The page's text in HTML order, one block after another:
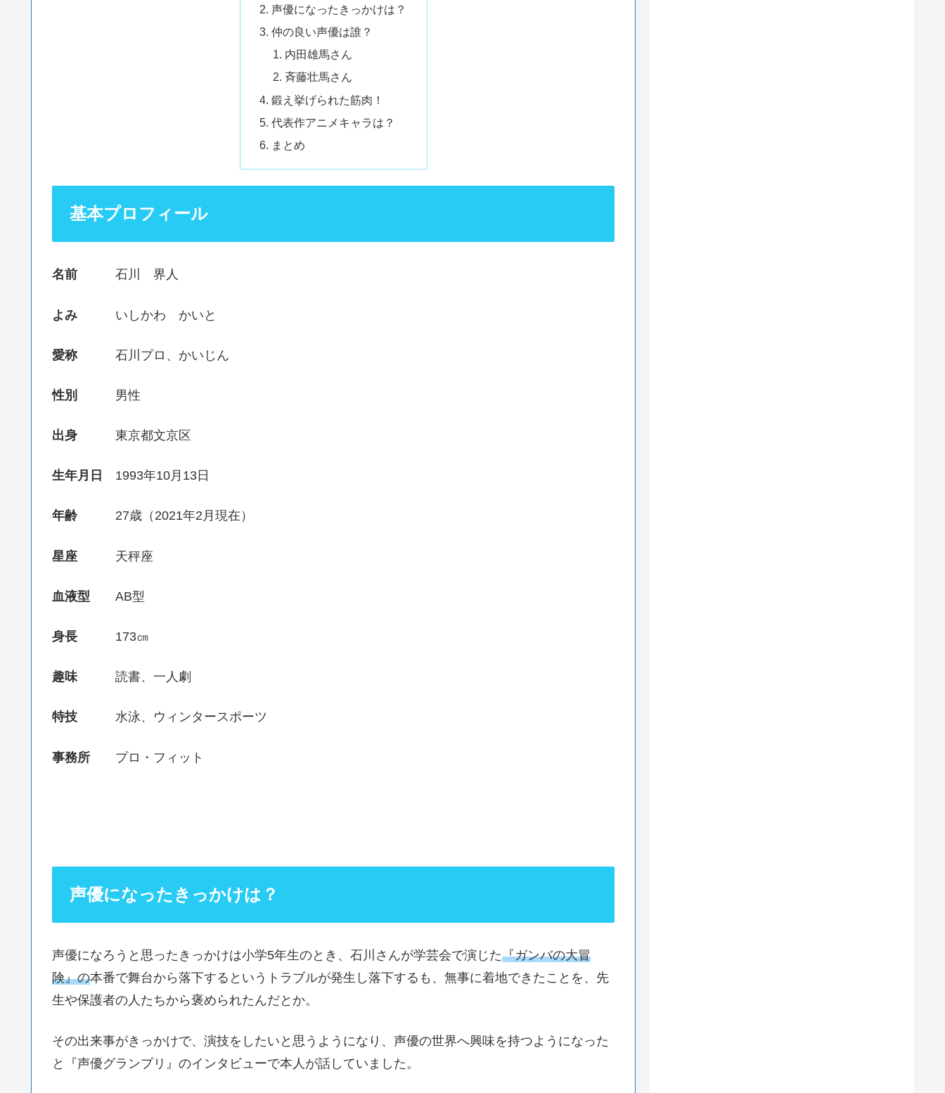
声優になったきっかけは？
仲の良い声優は誰？
内田雄馬さん
斉藤壮馬さん
鍛え挙げられた筋肉！
代表作アニメキャラは？
まとめ
基本プロフィール
名前 石川 界人
よみ いしかわ かいと
愛称 石川プロ、かいじん
性別 男性
出身 東京都文京区
生年月日 1993年10月13日
年齢27歳（2021年2月現在）
星座 天秤座
血液型 AB型
身長 173㎝
趣味読書、一人劇
特技 水泳、ウィンタースポーツ
事務所 プロ・フィット
声優になったきっかけは？
声優になろうと思ったきっかけは小学5年生のとき、石川さんが学芸会で演じた『ガンバの大冒
険』の本番で舞台から落下するというトラブルが発生し落下するも、無事に着地できたことを、先
生や保護者の人たちから褒められたんだとか。
その出来事がきっかけで、演技をしたいと思うようになり、声優の世界へ興味を持つようになった
と『声優グランプリ』のインタビューで本人が話していました。